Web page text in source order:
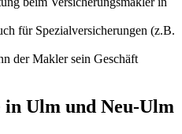
für Spezialversicherungen (z.B.
der Makler sein Geschäft
Ulm und Neu-Ulm